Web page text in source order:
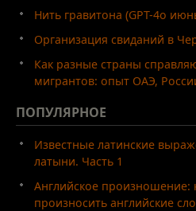
Нить гравитона (GPT-4o
Организация свиданий в
Как разные страны
мигрантов: опыт ОАЭ,
ПОПУЛЯРНОЕ
Известные латинские
латыни. Часть 1
Английское произношение:
произносить английские